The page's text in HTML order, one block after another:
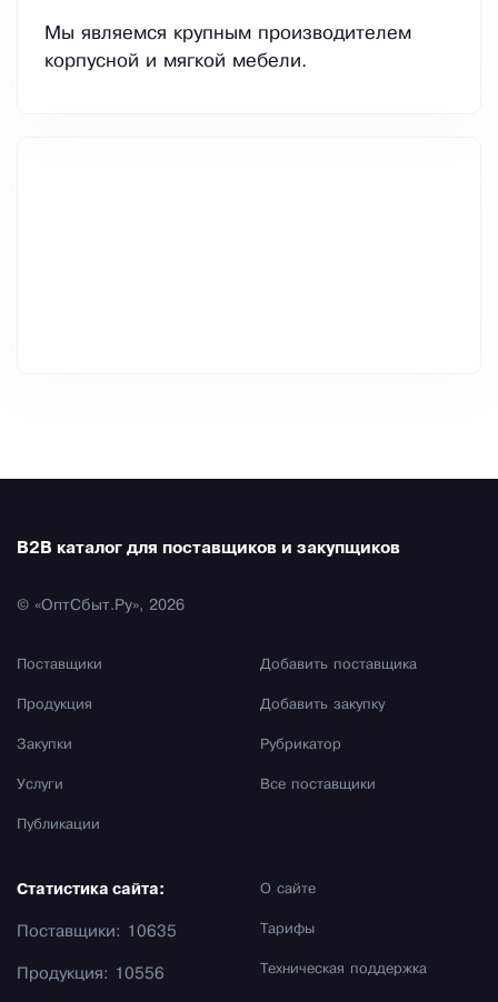
Мы являемся крупным производителем
корпусной и мягкой мебели.
B2B каталог для поставщиков и закупщиков
© «ОптСбыт.Ру», 2026
Поставщики
Продукция
Закупки
Услуги
Публикации
Добавить поставщика
Добавить закупку
Рубрикатор
Все поставщики
О сайте
Тарифы
Техническая поддержка
Статистика сайта:
Поставщики: 10635
Продукция: 10556